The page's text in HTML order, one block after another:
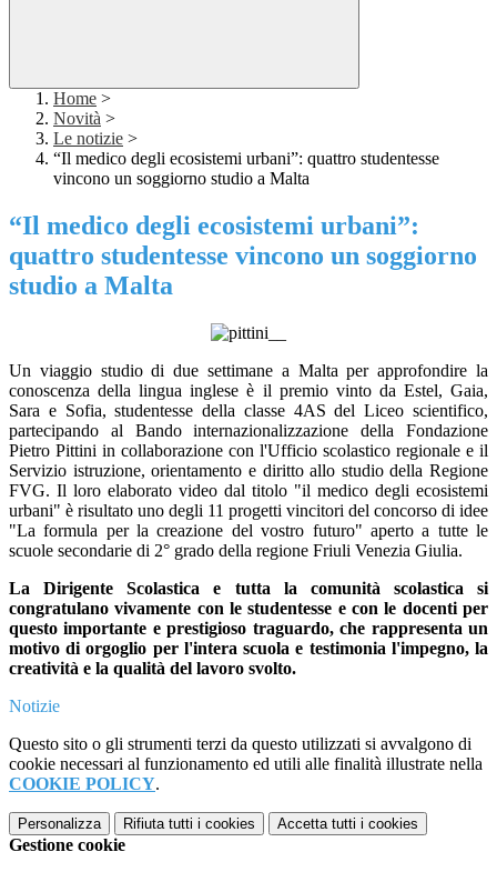
Home >
Novità >
Le notizie >
“Il medico degli ecosistemi urbani”: quattro studentesse
vincono un soggiorno studio a Malta
“Il medico degli ecosistemi urbani”:
quattro studentesse vincono un soggiorno
studio a Malta
Un viaggio studio di due settimane a Malta per approfondire la
conoscenza della lingua inglese è il premio vinto da Estel, Gaia,
Sara e Sofia, studentesse della classe 4AS del Liceo scientifico,
partecipando al Bando internazionalizzazione della Fondazione
Pietro Pittini in collaborazione con l'Ufficio scolastico regionale e il
Servizio istruzione, orientamento e diritto allo studio della Regione
FVG. Il loro elaborato video dal titolo "il medico degli ecosistemi
urbani" è risultato uno degli 11 progetti vincitori del concorso di idee
"La formula per la creazione del vostro futuro" aperto a tutte le
scuole secondarie di 2° grado della regione Friuli Venezia Giulia.
La Dirigente Scolastica e tutta la comunità scolastica si
congratulano vivamente con le studentesse e con le docenti per
questo importante e prestigioso traguardo, che rappresenta un
motivo di orgoglio per l'intera scuola e testimonia l'impegno, la
creatività e la qualità del lavoro svolto.
Notizie
Questo sito o gli strumenti terzi da questo utilizzati si avvalgono di
cookie necessari al funzionamento ed utili alle finalità illustrate nella
COOKIE POLICY.
Personalizza Rifiuta tutti i cookies Accetta tutti i cookies
Gestione cookie